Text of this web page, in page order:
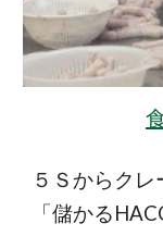
５Ｓからク
「儲かる